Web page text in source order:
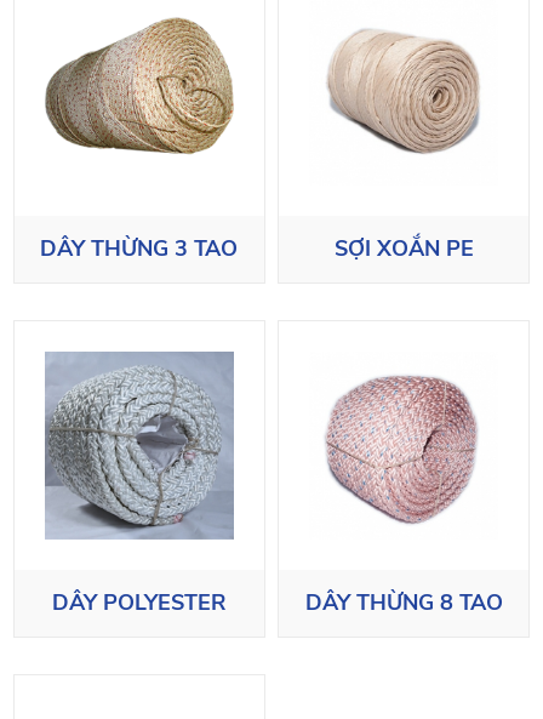
DÂY THỪNG 3 TAO SỢI XOẮN PE
DÂY POLYESTER DÂY THỪNG 8 TAO